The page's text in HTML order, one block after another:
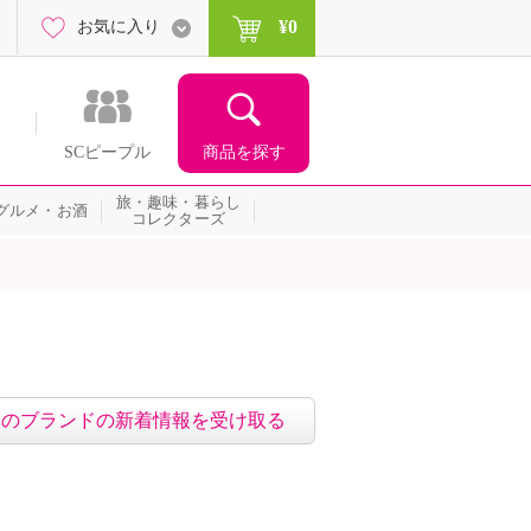
SCピープル 商品を探す
お気に入り ¥0
ルメ・お酒
旅・趣味・暮らし
コレクターズ
ブランドの新着情報を受け取る